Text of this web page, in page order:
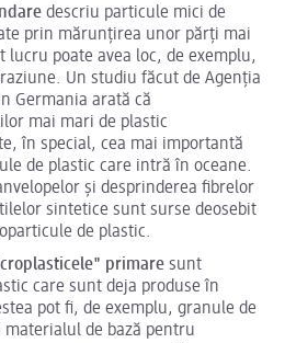
descriu particule mici de
prin mărunțirea unor părți mai
lucru poate avea loc, de exemplu,
Un studiu făcut de Agenția
Germania arată că
mai mari de plastic
în special, cea mai importantă
de plastic care intră în oceane.
și desprinderea fibrelor
sintetice sunt surse deosebit
de plastic.
primare sunt
care sunt deja produse în
pot fi, de exemplu, granule de
materialul de bază pentru